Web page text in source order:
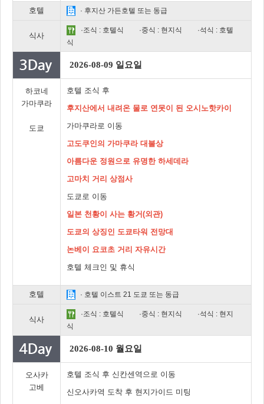
호텔 · 후지산 가든호텔 또는 동급
식사
·조식 : 호텔식 ·중식 : 현지식
·석식 : 호텔
식
2026-08-09 일요일
하코네
가마쿠라
도쿄
호텔 조식 후
후지산에서 내려온 물로 연못이 된 오시노핫카이
가마쿠라로 이동
고도쿠인의 가마쿠라 대불상
아름다운 정원으로 유명한 하세데라
고마치 거리 상점사
도쿄로 이동
일본 천황이 사는 황거(외관)
도쿄의 상징인 도쿄타워 전망대
논베이 요코초 거리 자유시간
호텔 체크인 및 휴식
호텔 · 호텔 이스트 21 도쿄 또는 동급
식사
·조식 : 호텔식 ·중식 : 현지식
·석식 : 현지
식
2026-08-10 월요일
오사카
고베
호텔 조식 후 신칸센역으로 이동
신오사카역 도착 후 현지가이드 미팅